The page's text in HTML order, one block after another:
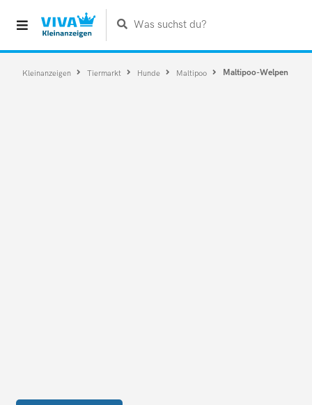
Was suchst du?
Kleinanzeigen Tiermarkt Hunde Maltipoo Maltipoo-Welpen